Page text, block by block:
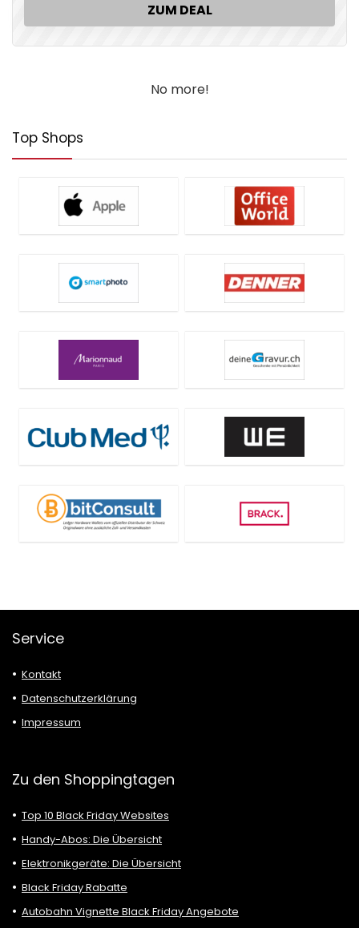
ZUM DEAL
No more!
Top Shops
Service
Kontakt
Datenschutzerklärung
Impressum
Zu den Shoppingtagen
Top 10 Black Friday Websites
Handy-Abos: Die Übersicht
Elektronikgeräte: Die Übersicht
Black Friday Rabatte
Autobahn Vignette Black Friday Angebote
Anmelden
ersten bequem per E-Mail